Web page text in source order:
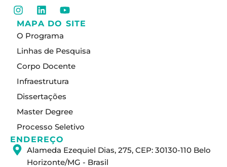
I
n
s
t
a
g
r
a
m
L
i
n
k
e
d
i
n
Y
o
u
u
b
e
MAPA DO SITE
O Programa
Linhas de Pesquisa
Corpo Docente
Infraestrutura
Dissertações
Master Degree
Processo Seletivo
ENDEREÇO
Alameda Ezequiel Dias, 275, CEP: 30130-110 Belo
Horizonte/MG - Brasil